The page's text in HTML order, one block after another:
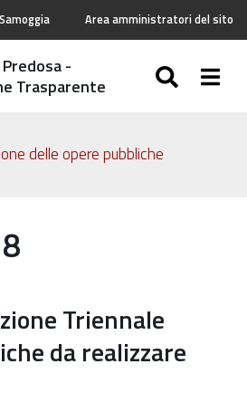
Area amministratori del sito
-
Trasparente
delle opere pubbliche
Triennale
da realizzare